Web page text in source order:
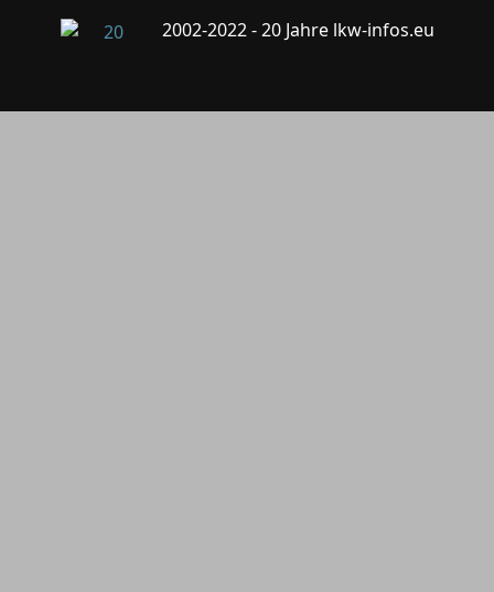
2002-2022 - 20 Jahre lkw-infos.eu